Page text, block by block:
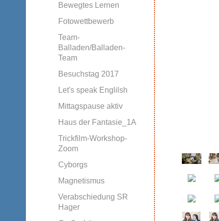
Bewegtes Lernen
Fotowettbewerb
Team-
Balladen/Balladen-
Team
Besuchstag 2017
Let's speak Englilsh
Mittagspause aktiv
Haus der Fantasie_1A
Trickfilm-Workshop-
Zoom
Cyborgs
Magnetismus
Verabschiedung SR
Hager